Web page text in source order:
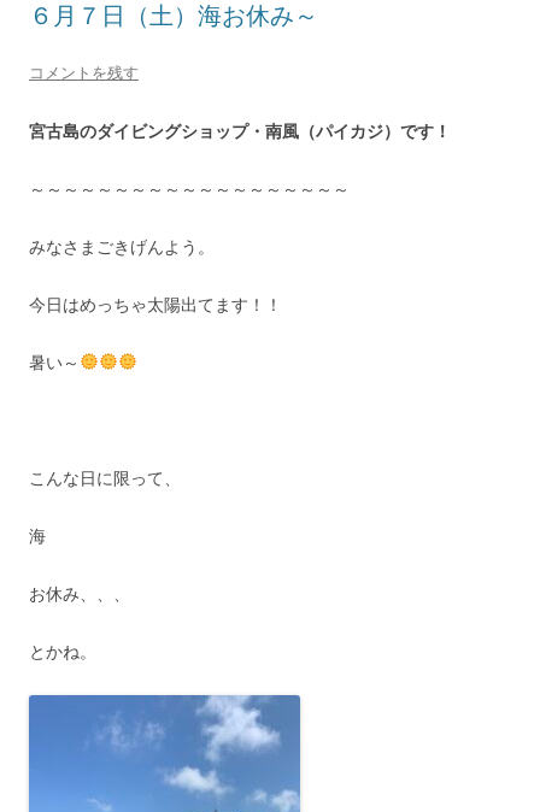
６月７日（土）海お休み～
コメントを残す
宮古島のダイビングショップ・南風（パイカジ）です！
～～～～～～～～～～～～～～～～～～～
みなさまごきげんよう。
今日はめっちゃ太陽出てます！！
暑い～
こんな日に限って、
海
お休み、、、
とかね。